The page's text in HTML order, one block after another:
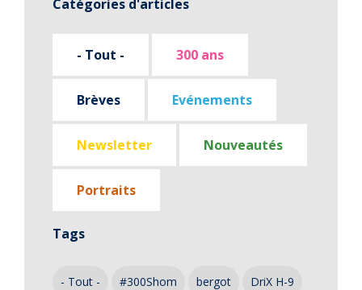
Catégories d'articles
- Tout - 300 ans
Brèves Evénements
Newsletter Nouveautés
Portraits
Tags
- Tout - #300Shom bergot DriX H-9